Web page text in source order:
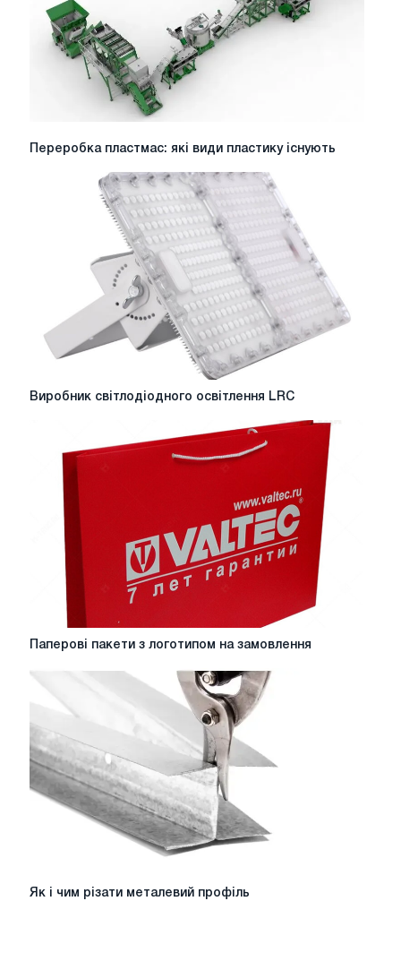
Переробка
пластмас:
Переробка пластмас: які види пластику існують
Виробник
світлодіодного
Виробник світлодіодного освітлення LRC
Паперові
пакети
з
замовлення
Паперові пакети з логотипом на замовлення
Як
Як і чим різати металевий профіль